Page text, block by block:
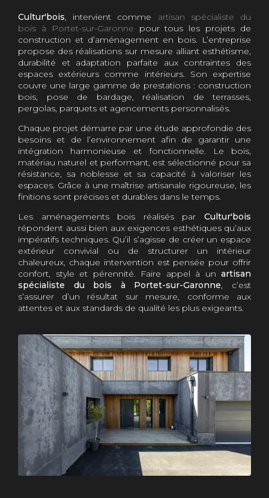
Cultur'bois, intervient comme artisan spécialiste du
bois à Portet-sur-Garonne pour tous les projets de
construction et d’aménagement en bois. L’entreprise
propose des réalisations sur mesure alliant esthétisme,
durabilité et adaptation parfaite aux contraintes des
espaces extérieurs comme intérieurs. Son expertise
couvre une large gamme de prestations : construction
bois, pose de bardage, réalisation de terrasses,
pergolas, parquets et agencements personnalisés.
Chaque projet démarre par une étude approfondie des
besoins et de l’environnement afin de garantir une
intégration harmonieuse et fonctionnelle. Le bois,
matériau naturel et performant, est sélectionné pour sa
résistance, sa noblesse et sa capacité à valoriser les
espaces. Grâce à une maîtrise artisanale rigoureuse, les
finitions sont précises et durables dans le temps.
Les aménagements bois réalisés par Cultur'bois
répondent aussi bien aux exigences esthétiques qu’aux
impératifs techniques. Qu’il s’agisse de créer un espace
extérieur convivial ou de structurer un intérieur
chaleureux, chaque intervention est pensée pour offrir
confort, style et pérennité. Faire appel à un artisan
spécialiste du bois à Portet-sur-Garonne, c’est
s’assurer d’un résultat sur mesure, conforme aux
attentes et aux standards de qualité les plus exigeants.